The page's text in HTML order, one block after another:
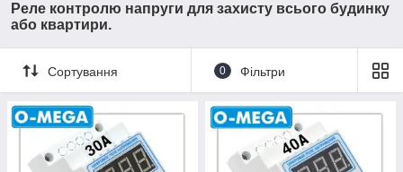
Реле контролю напруги для захисту всього будинку
або квартири.
Сортування 0 Фільтри